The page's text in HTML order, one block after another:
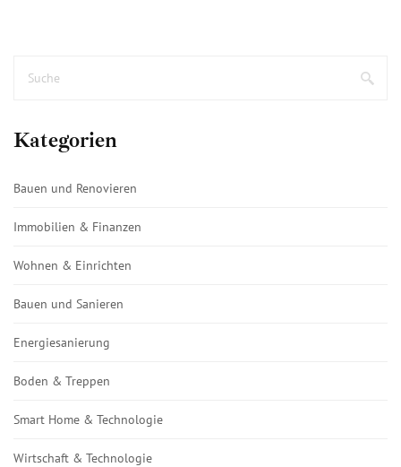
Kategorien
Bauen und Renovieren
Immobilien & Finanzen
Wohnen & Einrichten
Bauen und Sanieren
Energiesanierung
Boden & Treppen
Smart Home & Technologie
Wirtschaft & Technologie